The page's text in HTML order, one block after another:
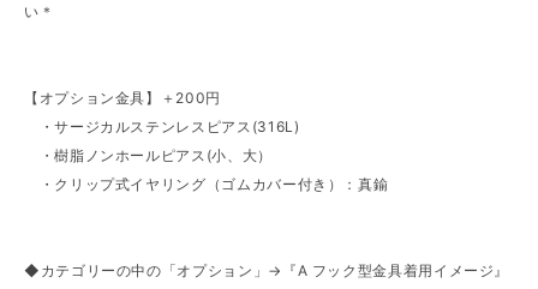
い＊
【オプション金具】＋200円
・サージカルステンレスピアス(316L)
・樹脂ノンホールピアス(小、大）
・クリップ式イヤリング（ゴムカバー付き）：真鍮
◆カテゴリーの中の「オプション」→『A フック型金具着用イメージ』